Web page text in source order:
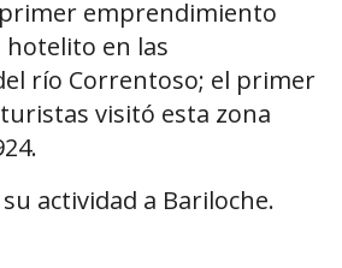
emprendimiento
en las
río Correntoso; el primer
visitó esta zona
actividad a Bariloche.